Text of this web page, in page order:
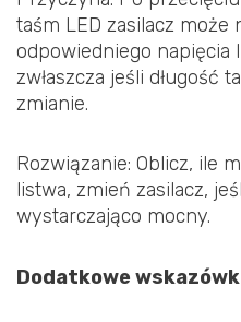
taśm LED zasilacz może
odpowiedniego napięcia
zwłaszcza jeśli długość
zmianie.
Rozwiązanie: Oblicz, ile
listwa, zmień zasilacz,
wystarczająco mocny.
Dodatkowe